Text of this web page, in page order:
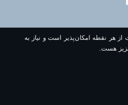
هر نقطه امکان‌پذیر است و نیاز به
هست.